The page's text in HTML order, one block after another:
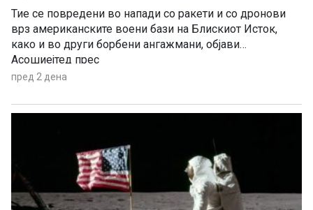
Тие се повредени во напади со ракети и со дронови
врз американските воени бази на Блискиот Исток,
како и во други борбени ангажмани, објави
Асошиејтед прес
пред 2 дена